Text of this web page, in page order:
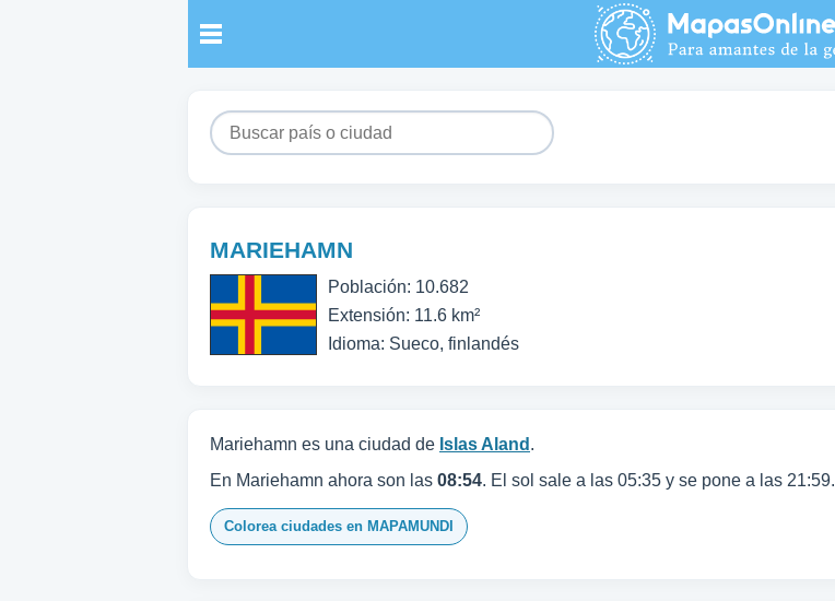
MARIEHAMN
Población: 10.682
Extensión: 11.6 km²
Idioma: Sueco, finlandés
Mariehamn es una ciudad de Islas Aland .
En Mariehamn ahora son las 08:54. El sol sale a las 05:35 y se pone a las 21:59.
Colorea ciudades en MAPAMUNDI